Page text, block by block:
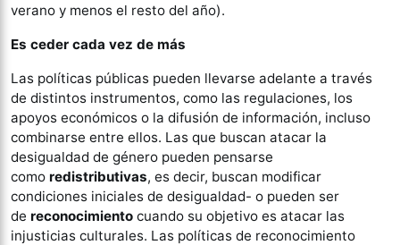
verano y menos el resto del año).
Es ceder cada vez de más
Las políticas públicas pueden llevarse adelante a través
de distintos instrumentos, como las regulaciones, los
apoyos económicos o la difusión de información, incluso
combinarse entre ellos. Las que buscan atacar la
desigualdad de género pueden pensarse
como redistributivas, es decir, buscan modificar
condiciones iniciales de desigualdad- o pueden ser
de reconocimiento cuando su objetivo es atacar las
injusticias culturales. Las políticas de reconocimiento